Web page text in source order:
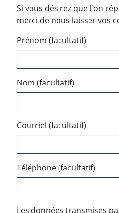
Si vous désirez que l'on
merci de nous laisser vos
Prénom (facultatif)
Nom (facultatif)
Courriel (facultatif)
Téléphone (facultatif)
Les données transmises